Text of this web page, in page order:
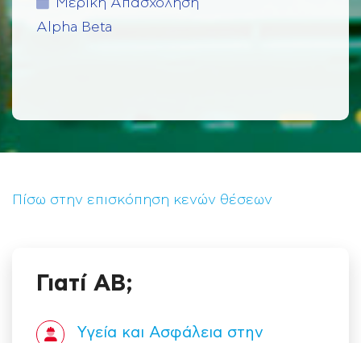
Μερική Aπασχόληση
Alpha Beta
Πίσω στην επισκόπηση κενών θέσεων
Γιατί ΑΒ;
Υγεία και Ασφάλεια στην